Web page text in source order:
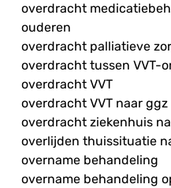
overdracht
ouderen
overdracht palliatieve
overdracht tussen VVT-
overdracht VVT
overdracht VVT naar ggz
overdracht ziekenhuis
overlijden thuissituatie
overname behandeling
overname behandeling